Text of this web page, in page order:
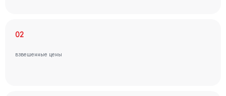
02
взвешенные цены